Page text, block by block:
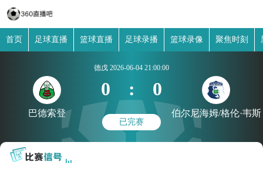
首页 足球直播 篮球直播 足球录播 篮球录像 聚焦时刻
巴德索登
德戊 2026-06-04 21:00:00
0 : 0
已完赛
伯尔尼海姆/格伦·韦斯